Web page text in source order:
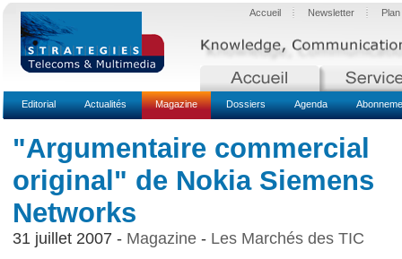
Accueil Newsletter
Editorial Actualités Magazine Dossiers Agenda
"Argumentaire commercial
original" de Nokia Siemens
Networks
31 juillet 2007 - Magazine- Les Marchés des TIC